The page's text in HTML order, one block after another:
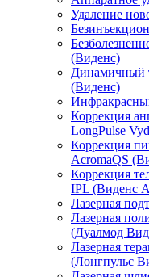
Удаление
(Виденс)
Динамичный
(Виденс)
Коррекция
LongPulse
Коррекция
АcromaQS
Коррекция
IPL (Виденс
Лазерная
Лазерная
(Дуалмод
Лазерная
(Лонгпульс